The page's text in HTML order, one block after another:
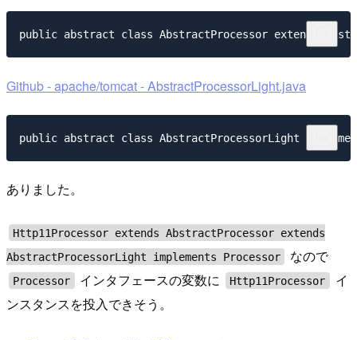
Github - apache/tomcat - AbstractProcessorLight.java
ありました。
Http11Processor extends AbstractProcessor extends
AbstractProcessorLight implements Processor
なので
Processor インタフェースの変数に Http11Processor
イ
ンスタンスを投入できそう。